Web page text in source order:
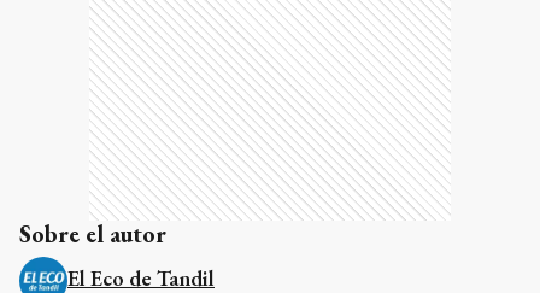
Sobre el autor
El Eco de Tandil